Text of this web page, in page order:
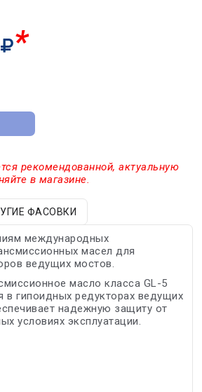
*
рекомендованной, актуальную
в магазине.
ФАСОВКИ
международных
масел для
ведущих мостов.
масло класса GL-5
в гипоидных редукторах ведущих
надежную защиту от
условиях эксплуатации.